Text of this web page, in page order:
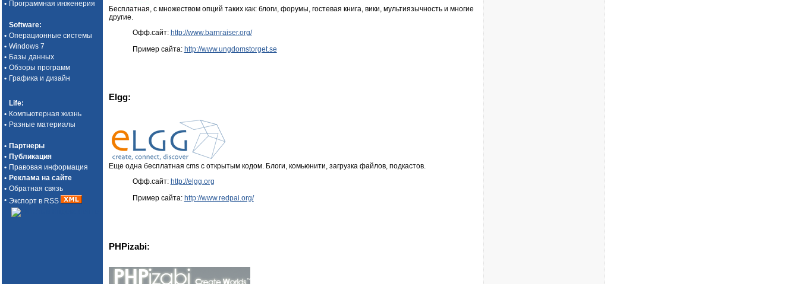
• Программная инженерия
Software:
• Операционные системы
• Windows 7
• Базы данных
• Обзоры программ
• Графика и дизайн
Life:
• Компьютерная жизнь
• Разные материалы
• Партнеры
• Публикация
• Правовая информация
• Реклама на сайте
• Обратная связь
• Экспорт в RSS
Бесплатная, с множеством опций таких как: блоги, форумы, гостевая книга, вики, мультиязычность и многие
другие.
Офф.сайт: http://www.barnraiser.org/
Пример сайта: http://www.ungdomstorget.se
Elgg:
Еще одна бесплатная cms с открытым кодом. Блоги, комьюнити, загрузка файлов, подкастов.
Офф.сайт: http://elgg.org
Пример сайта: http://www.redpai.org/
PHPizabi: